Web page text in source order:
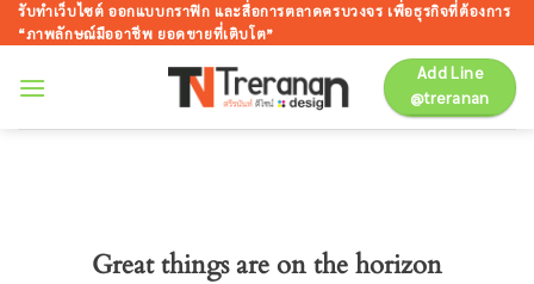
ข้าม
ไป
เนื้อหา
รับทำเว็บไซต์ ออกแบบกราฟิก และสื่อการตลาดครบวงจร เพื่อธุรกิจที่ต้องการ
“ภาพลักษณ์มืออาชีพ ยอดขายที่เติบโต”
Add Line
@treranan
Great things are on the horizon